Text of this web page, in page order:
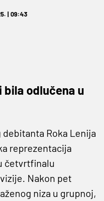
| 09:43
odlučena u
Roka Lenija
reprezentacija
četvrtfinalu
Nakon pet
niza u grupnoj,